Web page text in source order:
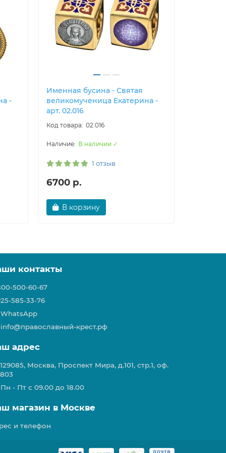
-
Именная бусина - Святая
великомученица Екатерина -
арт. 02.016
02.016
В наличии ✓
1 отзыв
6700 р.
В корзину
контакты
500-60-67
585-33-76
WhatsApp
info@православный-крест.рф
адрес
129085, Москва, Проспект Мира, д.101, стр.1, оф.
803
Пн - Пт с 09.00 до 18.00
магазин в Москве
и телефон